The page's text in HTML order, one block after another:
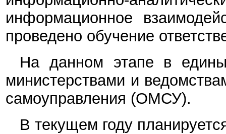
информационное
проведено обучение
На данном этапе в
министерствами и
самоуправления (ОМСУ).
В текущем году